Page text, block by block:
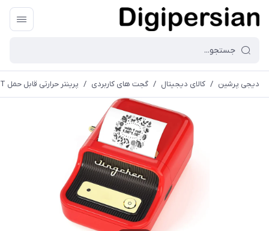
دیجی پرشین / کالای دیجیتال / گجت های کاربردی / پرینتر حرارتی قابل حمل NIIMBOT مدل B21